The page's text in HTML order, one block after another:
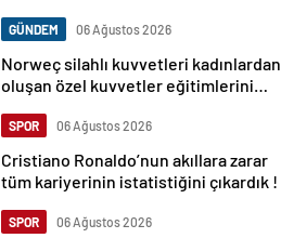
GÜNDEM 06 Ağustos 2026
Norweç silahlı kuvvetleri kadınlardan
oluşan özel kuvvetler eğitimlerini
SPOR 06 Ağustos 2026
Cristiano Ronaldo’nun akıllara zarar
tüm kariyerinin istatistiğini çıkardık !
SPOR 06 Ağustos 2026